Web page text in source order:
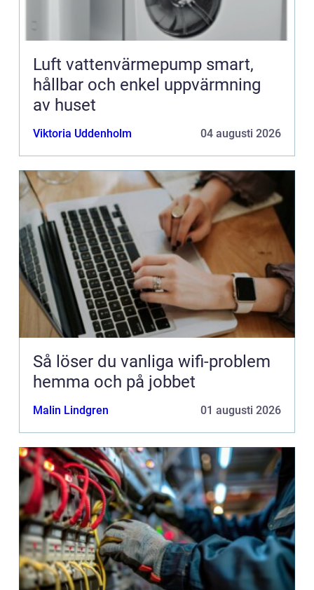
Luft vattenvärmepump smart,
hållbar och enkel uppvärmning
av huset
Viktoria Uddenholm 04 augusti 2026
Så löser du vanliga wifi-problem
hemma och på jobbet
Malin Lindgren 01 augusti 2026